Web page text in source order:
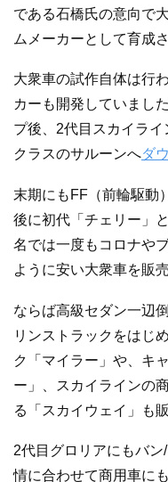
である石橋氏の意向で
ムメーカーとして育成
大衆車の試作自体は行
カーも開発していまし
プ後、2代目スカイラ
クラスのサルーンへダ
末期にもFF（前輪駆動
後に初代「チェリー」
名では一度もコロナや
ように安い大衆車を販
ならば高級セダン一辺
リンストラックをはじ
ク「マイラー」や、キ
ー」、スカイラインの
る「スカイウェイ」も販
2代目グロリアにもバ
情に合わせて商用車に